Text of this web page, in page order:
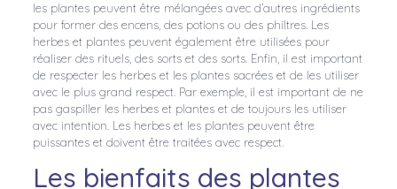
les plantes peuvent être mélangées avec d’autres ingrédients
pour former des encens, des potions ou des philtres. Les
herbes et plantes peuvent également être utilisées pour
réaliser des rituels, des sorts et des sorts. Enfin, il est important
de respecter les herbes et les plantes sacrées et de les utiliser
avec le plus grand respect. Par exemple, il est important de ne
pas gaspiller les herbes et plantes et de toujours les utiliser
avec intention. Les herbes et les plantes peuvent être
puissantes et doivent être traitées avec respect.
Les bienfaits des plantes